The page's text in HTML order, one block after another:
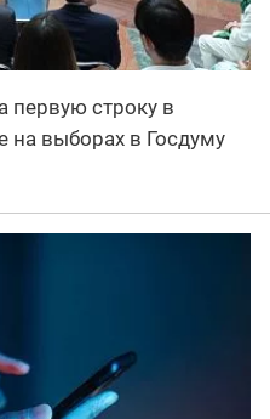
первую строку в
на выборах в Госдуму